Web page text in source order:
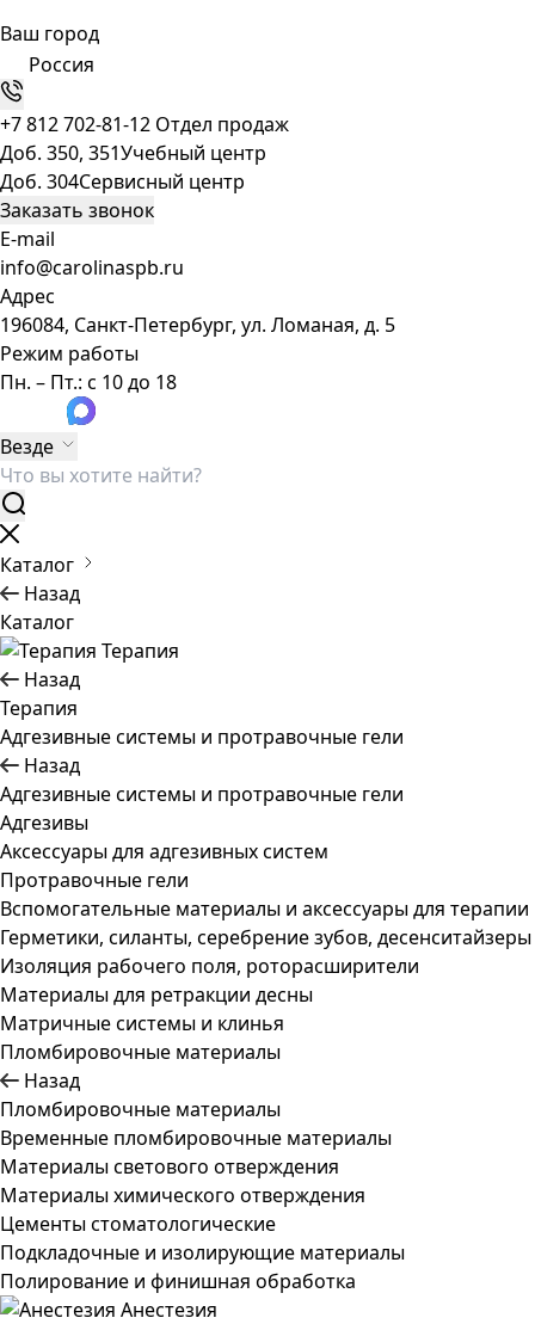
Ваш город
Россия
+7 812 702-81-12 Отдел продаж
Доб. 350, 351Учебный центр
Доб. 304Сервисный центр
Заказать звонок
E-mail
info@carolinaspb.ru
Адрес
196084, Санкт-Петербург, ул. Ломаная, д. 5
Режим работы
Пн. – Пт.: с 10 до 18
Везде
Каталог
Назад
Каталог
Терапия
Назад
Терапия
Адгезивные системы и протравочные гели
Назад
Адгезивные системы и протравочные гели
Адгезивы
Аксессуары для адгезивных систем
Протравочные гели
Вспомогательные материалы и аксессуары для терапии
Герметики, силанты, серебрение зубов, десенситайзеры
Изоляция рабочего поля, роторасширители
Материалы для ретракции десны
Матричные системы и клинья
Пломбировочные материалы
Назад
Пломбировочные материалы
Временные пломбировочные материалы
Материалы светового отверждения
Материалы химического отверждения
Цементы стоматологические
Подкладочные и изолирующие материалы
Полирование и финишная обработка
Анестезия